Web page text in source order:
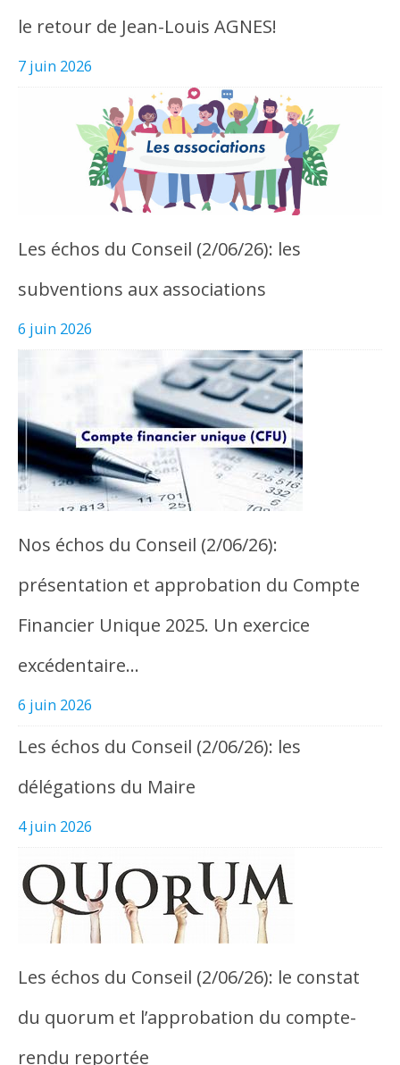
le retour de Jean-Louis AGNES!
7 juin 2026
Les échos du Conseil (2/06/26): les
subventions aux associations
6 juin 2026
Nos échos du Conseil (2/06/26):
présentation et approbation du Compte
Financier Unique 2025. Un exercice
excédentaire…
6 juin 2026
Les échos du Conseil (2/06/26): les
délégations du Maire
4 juin 2026
Les échos du Conseil (2/06/26): le constat
du quorum et l’approbation du compte-
rendu reportée